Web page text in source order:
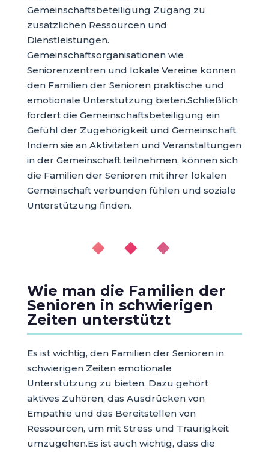
Gemeinschaftsbeteiligung Zugang zu
zusätzlichen Ressourcen und
Dienstleistungen.
Gemeinschaftsorganisationen wie
Seniorenzentren und lokale Vereine können
den Familien der Senioren praktische und
emotionale Unterstützung bieten.Schließlich
fördert die Gemeinschaftsbeteiligung ein
Gefühl der Zugehörigkeit und Gemeinschaft.
Indem sie an Aktivitäten und Veranstaltungen
in der Gemeinschaft teilnehmen, können sich
die Familien der Senioren mit ihrer lokalen
Gemeinschaft verbunden fühlen und soziale
Unterstützung finden.
◆ ◆ ◆
Wie man die Familien der
Senioren in schwierigen
Zeiten unterstützt
Es ist wichtig, den Familien der Senioren in
schwierigen Zeiten emotionale
Unterstützung zu bieten. Dazu gehört
aktives Zuhören, das Ausdrücken von
Empathie und das Bereitstellen von
Ressourcen, um mit Stress und Traurigkeit
umzugehen.Es ist auch wichtig, dass die